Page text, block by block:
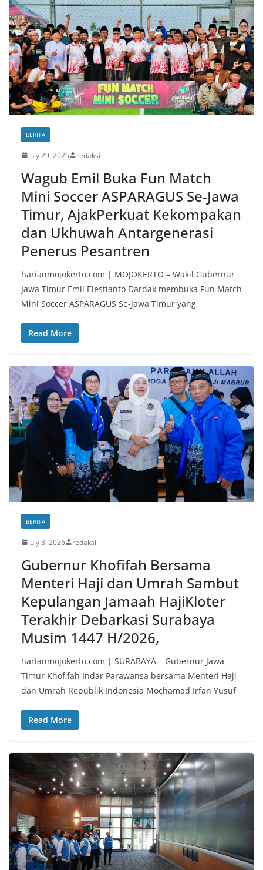
BERITA
July 29, 2026 redaksi
Wagub Emil Buka Fun Match
Mini Soccer ASPARAGUS Se-Jawa
Timur, AjakPerkuat Kekompakan
dan Ukhuwah Antargenerasi
Penerus Pesantren
harianmojokerto.com | MOJOKERTO – Wakil Gubernur
Jawa Timur Emil Elestianto Dardak membuka Fun Match
Mini Soccer ASPARAGUS Se-Jawa Timur yang
Read More
BERITA
July 3, 2026 redaksi
Gubernur Khofifah Bersama
Menteri Haji dan Umrah Sambut
Kepulangan Jamaah HajiKloter
Terakhir Debarkasi Surabaya
Musim 1447 H/2026,
harianmojokerto.com | SURABAYA – Gubernur Jawa
Timur Khofifah Indar Parawansa bersama Menteri Haji
dan Umrah Republik Indonesia Mochamad Irfan Yusuf
Read More